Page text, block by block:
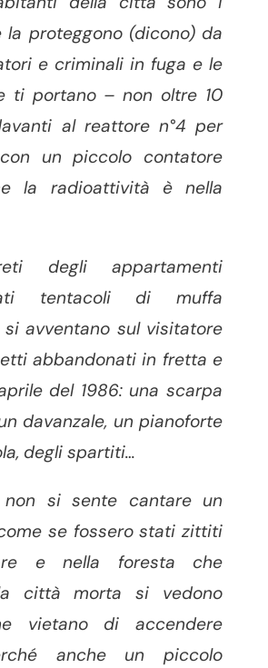
la proteggono (dicono) da
e criminali in fuga e le
ti portano – non oltre 10
al reattore n°4 per
un piccolo contatore
la radioattività è nella
degli appartamenti
tentacoli di muffa
avventano sul visitatore
abbandonati in fretta e
del 1986: una scarpa
davanzale, un pianoforte
degli spartiti…
si sente cantare un
come se fossero stati zittiti
e nella foresta che
città morta si vedono
vietano di accendere
anche un piccolo